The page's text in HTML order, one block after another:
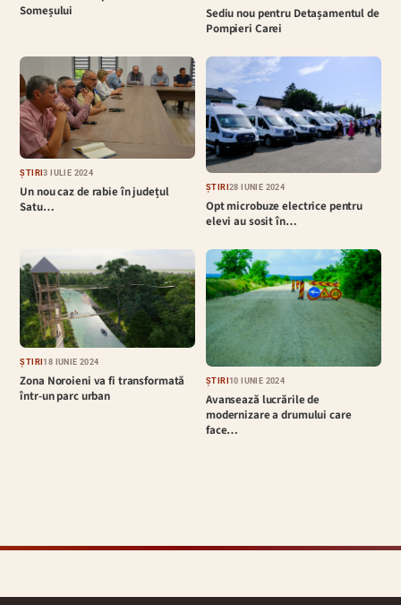
Someșului
Sediu nou pentru Detașamentul de
Pompieri Carei
ȘTIRI3 IULIE 2024
Un nou caz de rabie în județul
Satu…
ȘTIRI28 IUNIE 2024
Opt microbuze electrice pentru
elevi au sosit în…
ȘTIRI18 IUNIE 2024
Zona Noroieni va fi transformată
într-un parc urban
ȘTIRI10 IUNIE 2024
Avansează lucrările de
modernizare a drumului care
face…